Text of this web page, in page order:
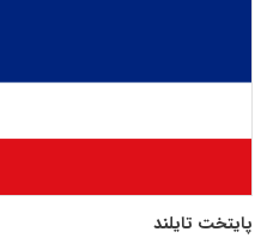
پایتخت تایلند